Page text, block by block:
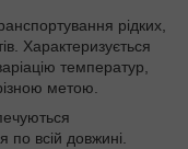
рідких,
Характеризується
температур,
метою.
всій довжині.